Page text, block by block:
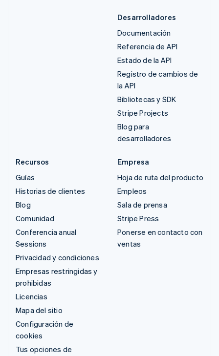
Desarrolladores
Documentación
Referencia de API
Estado de la API
Registro de cambios de
la API
Bibliotecas y SDK
Stripe Projects
Blog para
desarrolladores
Recursos
Guías
Historias de clientes
Blog
Comunidad
Conferencia anual
Sessions
Privacidad y condiciones
Empresas restringidas y
prohibidas
Licencias
Mapa del sitio
Configuración de
cookies
Tus opciones de
Empresa
Hoja de ruta del producto
Empleos
Sala de prensa
Stripe Press
Ponerse en contacto con
ventas